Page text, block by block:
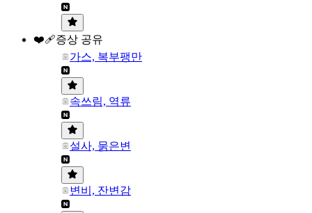
❤️‍🩹증상 공유
가스, 복부팽만
속쓰림, 역류
설사, 묽은변
변비, 잔변감